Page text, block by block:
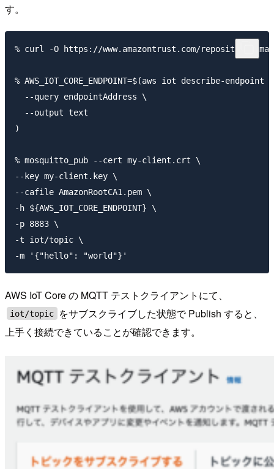
す。
% curl -O https://www.amazontrust.com/repository/
% AWS_IOT_CORE_ENDPOINT=$(aws iot describe-
  --query endpointAddress \
  --output text
)
% mosquitto_pub --cert my-client.crt \
--key my-client.key \
--cafile AmazonRootCA1.pem \
-h ${AWS_IOT_CORE_ENDPOINT} \
-p 8883 \
-t iot/topic \
AWS IoT Core の MQTT テストクライアントにて、
iot/topic
をサブスクライブした状態で Publish すると、
上手く接続できていることが確認できます。